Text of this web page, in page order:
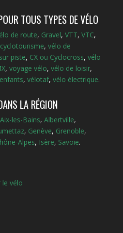
TOUS TYPES DE VÉLO
de route, Gravel, VTT, VTC,
cyclotourisme, vélo de
piste, CX ou Cyclocross, vélo
, voyage vélo, vélo de loisir,
, vélotaf, vélo électrique.
LA RÉGION
Aix-les-Bains, Albertville,
, Genève, Grenoble,
Alpes, Isère, Savoie.
le vélo